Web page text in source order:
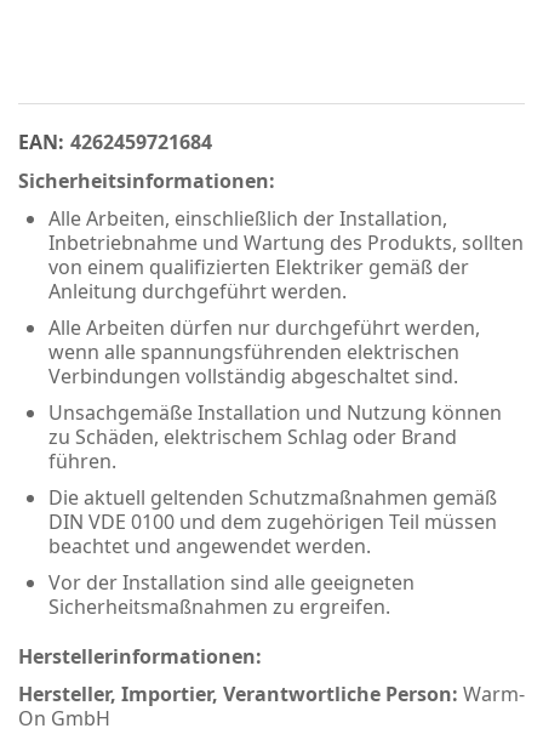
EAN: 4262459721684
Sicherheitsinformationen:
Alle Arbeiten, einschließlich der Installation,
Inbetriebnahme und Wartung des Produkts, sollten
von einem qualifizierten Elektriker gemäß der
Anleitung durchgeführt werden.
Alle Arbeiten dürfen nur durchgeführt werden,
wenn alle spannungsführenden elektrischen
Verbindungen vollständig abgeschaltet sind.
Unsachgemäße Installation und Nutzung können
zu Schäden, elektrischem Schlag oder Brand
führen.
Die aktuell geltenden Schutzmaßnahmen gemäß
DIN VDE 0100 und dem zugehörigen Teil müssen
beachtet und angewendet werden.
Vor der Installation sind alle geeigneten
Sicherheitsmaßnahmen zu ergreifen.
Herstellerinformationen:
Hersteller, Importier, Verantwortliche Person: Warm-
On GmbH